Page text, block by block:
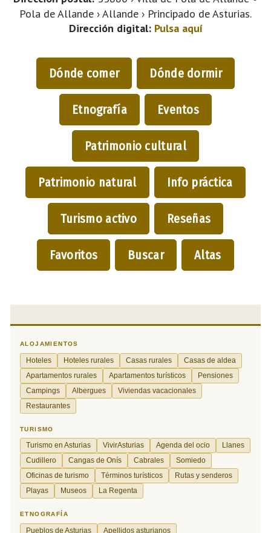
Pola de Allande › Allande › Principado de Asturias.
Dirección digital: Pulsa aquí
Dónde comer Dónde dormir
Etnografía Eventos
Patrimonio cultural
Patrimonio natural Info práctica
Turismo activo Reseñas
Favoritos Buscar Altas